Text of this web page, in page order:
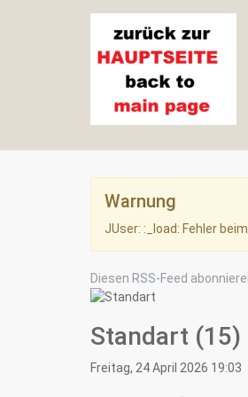
Warnung
JUser: :_load: Fehler
Diesen RSS-Feed
Standart (15)
Freitag, 24 April 2026 19:03